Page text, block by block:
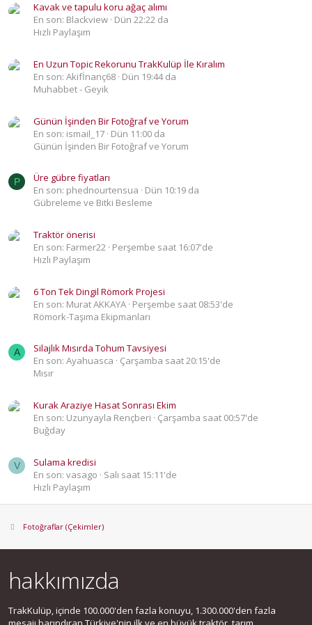
Kavak ve tapulu koru ağaç alımı
En son: Blackview Dün 22:22 da
Hızlı Paylaşım
En Uzun Topic Rekorunu TrakKulüp İle Kıralım
En son: Akifİnanç68 Dün 19:44 da
Muhabbet - Geyik
Günün İşinden Bir Fotoğraf ve Yorum
En son: ismail_17 Dün 11:00 da
Günün İşinden Bir Fotoğraf ve Yorum
P
Üre gübre fiyatları
En son: phednourtensua
Dün 10:19 da
Gübreleme ve Bitki Besleme
Traktör önerisi
En son: Farmer22 Perşembe saat 16:07'de
Hızlı Paylaşım
6 Ton Tek Dingil Römork Projesi
En son: Murat AKKAYA Perşembe saat 08:53'de
Römork-Taşıma Ekipmanları
A
Silajlık Mısırda Tohum Tavsiyesi
En son: Ayahuasca
Çarşamba saat 20:15'de
Mısır
Kurak Araziye Hasat Sonrası Ekim
En son: Uzunyayla Rençberi
Çarşamba saat 00:57'de
Buğday
V
Sulama kredisi
En son: vasago
Salı saat 15:11'de
Hızlı Paylaşım
Fotoğraflar (Çekimler)
hakkımızda
TrakKulüp, içinde 100.000'den fazla konuyu, 1.300.000'den fazla